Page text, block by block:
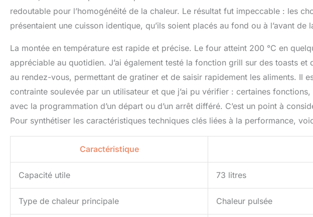
redoutable pour l’homogénéité de la chaleur. Le résultat fut impeccable : les
présentaient une cuisson identique, qu’ils soient placés au fond ou à l’avant de
La montée en température est rapide et précise. Le four atteint 200 °C en
appréciable au quotidien. J’ai également testé la fonction grill sur des toasts et
au rendez-vous, permettant de gratiner et de saisir rapidement les aliments. Il
contrainte soulevée par un utilisateur et que j’ai pu vérifier : certaines
avec la programmation d’un départ ou d’un arrêt différé. C’est un point à
Pour synthétiser les caractéristiques techniques clés liées à la performance,
Caractéristique
Capacité utile 73 litres
Type de chaleur principale Chaleur pulsée